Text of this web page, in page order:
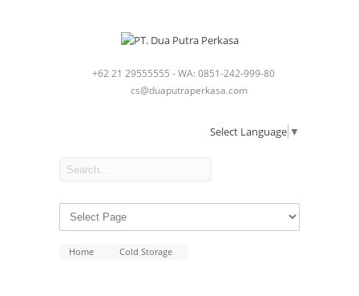
+62 21 29555555 - WA: 0851-242-999-80
cs@duaputraperkasa.com
Select Language ▼
Home Cold Storage